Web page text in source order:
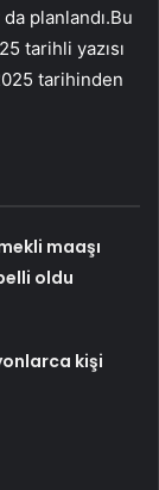
planlandı.Bu
tarihli yazısı
tarihinden
maaşı
oldu
kişi